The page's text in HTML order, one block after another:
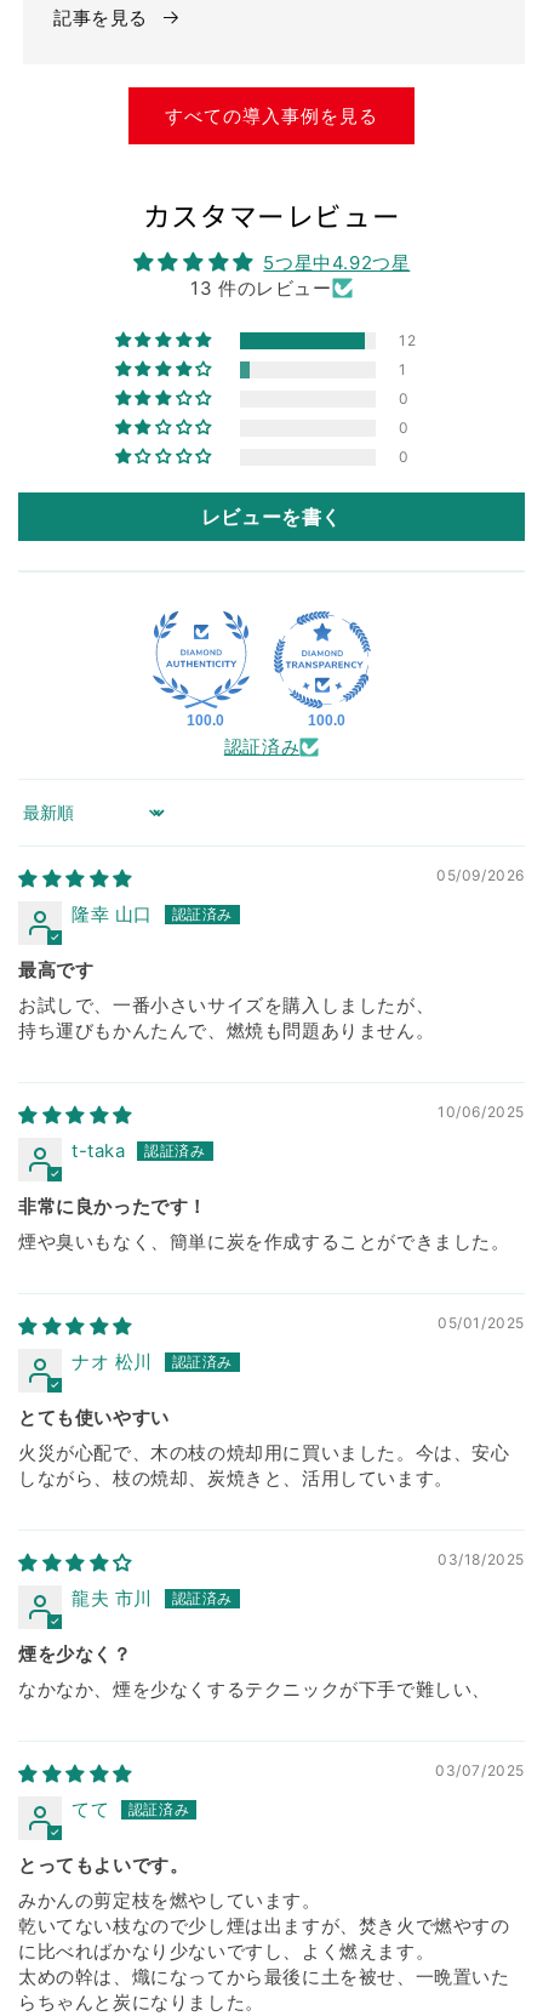
記事を見る
すべての導入事例を見る
カスタマーレビュー
5つ星中4.92つ星
13 件のレビュー
12
1
0
0
0
レビューを書く
100.0 100.0
認証済み
Sort by
05/09/2026
隆幸 山口
最高です
お試しで、一番小さいサイズを購入しましたが、
持ち運びもかんたんで、燃焼も問題ありません。
10/06/2025
t-taka
非常に良かったです！
煙や臭いもなく、簡単に炭を作成することができました。
05/01/2025
ナオ 松川
とても使いやすい
火災が心配で、木の枝の焼却用に買いました。今は、安心
しながら、枝の焼却、炭焼きと、活用しています。
03/18/2025
龍夫 市川
煙を少なく？
なかなか、煙を少なくするテクニックが下手で難しい、
03/07/2025
てて
とってもよいです。
みかんの剪定枝を燃やしています。
乾いてない枝なので少し煙は出ますが、焚き火で燃やすの
に比べればかなり少ないですし、よく燃えます。
太めの幹は、熾になってから最後に土を被せ、一晩置いた
らちゃんと炭になりました。